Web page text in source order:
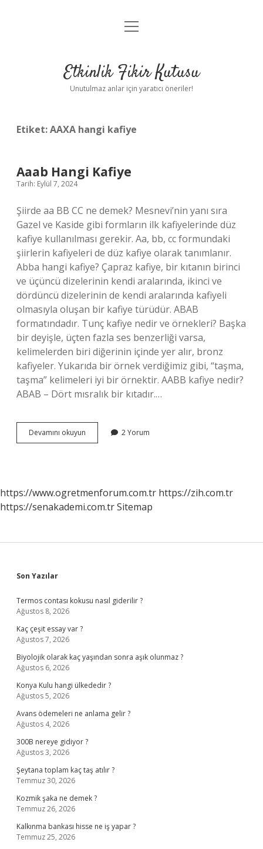
Anasayfa
Yasal Uyarı
menüyü
Etkinlik Fikir Kutusu
Unutulmaz anlar için yaratıcı öneriler!
Etiket:AAXA hangi kafiye
Aaab Hangi Kafiye
Tarih: Eylül 7, 2024
Şiirde aa BB CC ne demek? Mesnevi’nin yanı sıra
Gazel ve Kaside gibi formların ilk kafiyelerinde düz
kafiye kullanılması gerekir. Aa, bb, cc formundaki
şiirlerin kafiyeleri de düz kafiye olarak tanımlanır.
Abba hangi kafiye? Çapraz kafiye, bir kıtanın birinci
ve üçüncü dizelerinin kendi aralarında, ikinci ve
dördüncü dizelerinin de kendi aralarında kafiyeli
olmasıyla oluşan bir kafiye türüdür. ABAB
formatındadır. Tunç kafiye nedir ve örnekleri? Başka
bir deyişle, üçten fazla ses benzerliği varsa,
kelimelerden biri diğerinin içinde yer alır, bronz
kafiyeler. Yukarıda bir örnek verdiğimiz gibi, “taşma,
taşma” kelimeleri iyi bir örnektir. AABB kafiye nedir?
ABAB – Dört mısralık bir kıtadır.…
Devamını okuyun
Hangi
2 Yorum
https://www.ogretmenforum.com.tr https://zih.com.tr
https://senakademi.com.trSitemap
Sidebar
Son Yazılar
Termos contası kokusu nasıl giderilir ?
Ağustos 8, 2026
Kaç çeşit essay var ?
Ağustos 7, 2026
Biyolojik olarak kaç yaşından sonra aşık olunmaz ?
Ağustos 6, 2026
Konya Kulu hangi ülkededir ?
Ağustos 5, 2026
Avans ödemeleri ne anlama gelir ?
Ağustos 4, 2026
300B nereye gidiyor ?
Ağustos 3, 2026
Şeytana toplam kaç taş atılır ?
Temmuz 30, 2026
Kozmik şaka ne demek ?
Temmuz 26, 2026
Kalkınma bankası hisse ne iş yapar ?
Temmuz 25, 2026